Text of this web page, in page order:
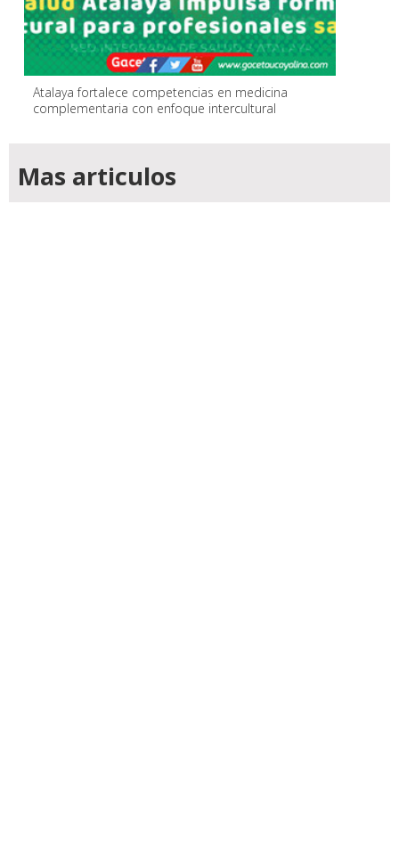
Atalaya fortalece competencias en medicina
complementaria con enfoque intercultural
Mas articulos